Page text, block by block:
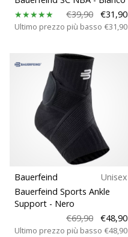
fanatico
dell'handball
Unisciti
come
Brand
Ambassador.
Mostra
tutti gli
articoli
€39,90
€31,90
Ultimo prezzo più basso €31,90
Bauerfeind
Unisex
Bauerfeind Sports Ankle
Support - Nero
€69,90
€48,90
Ultimo prezzo più basso €48,90